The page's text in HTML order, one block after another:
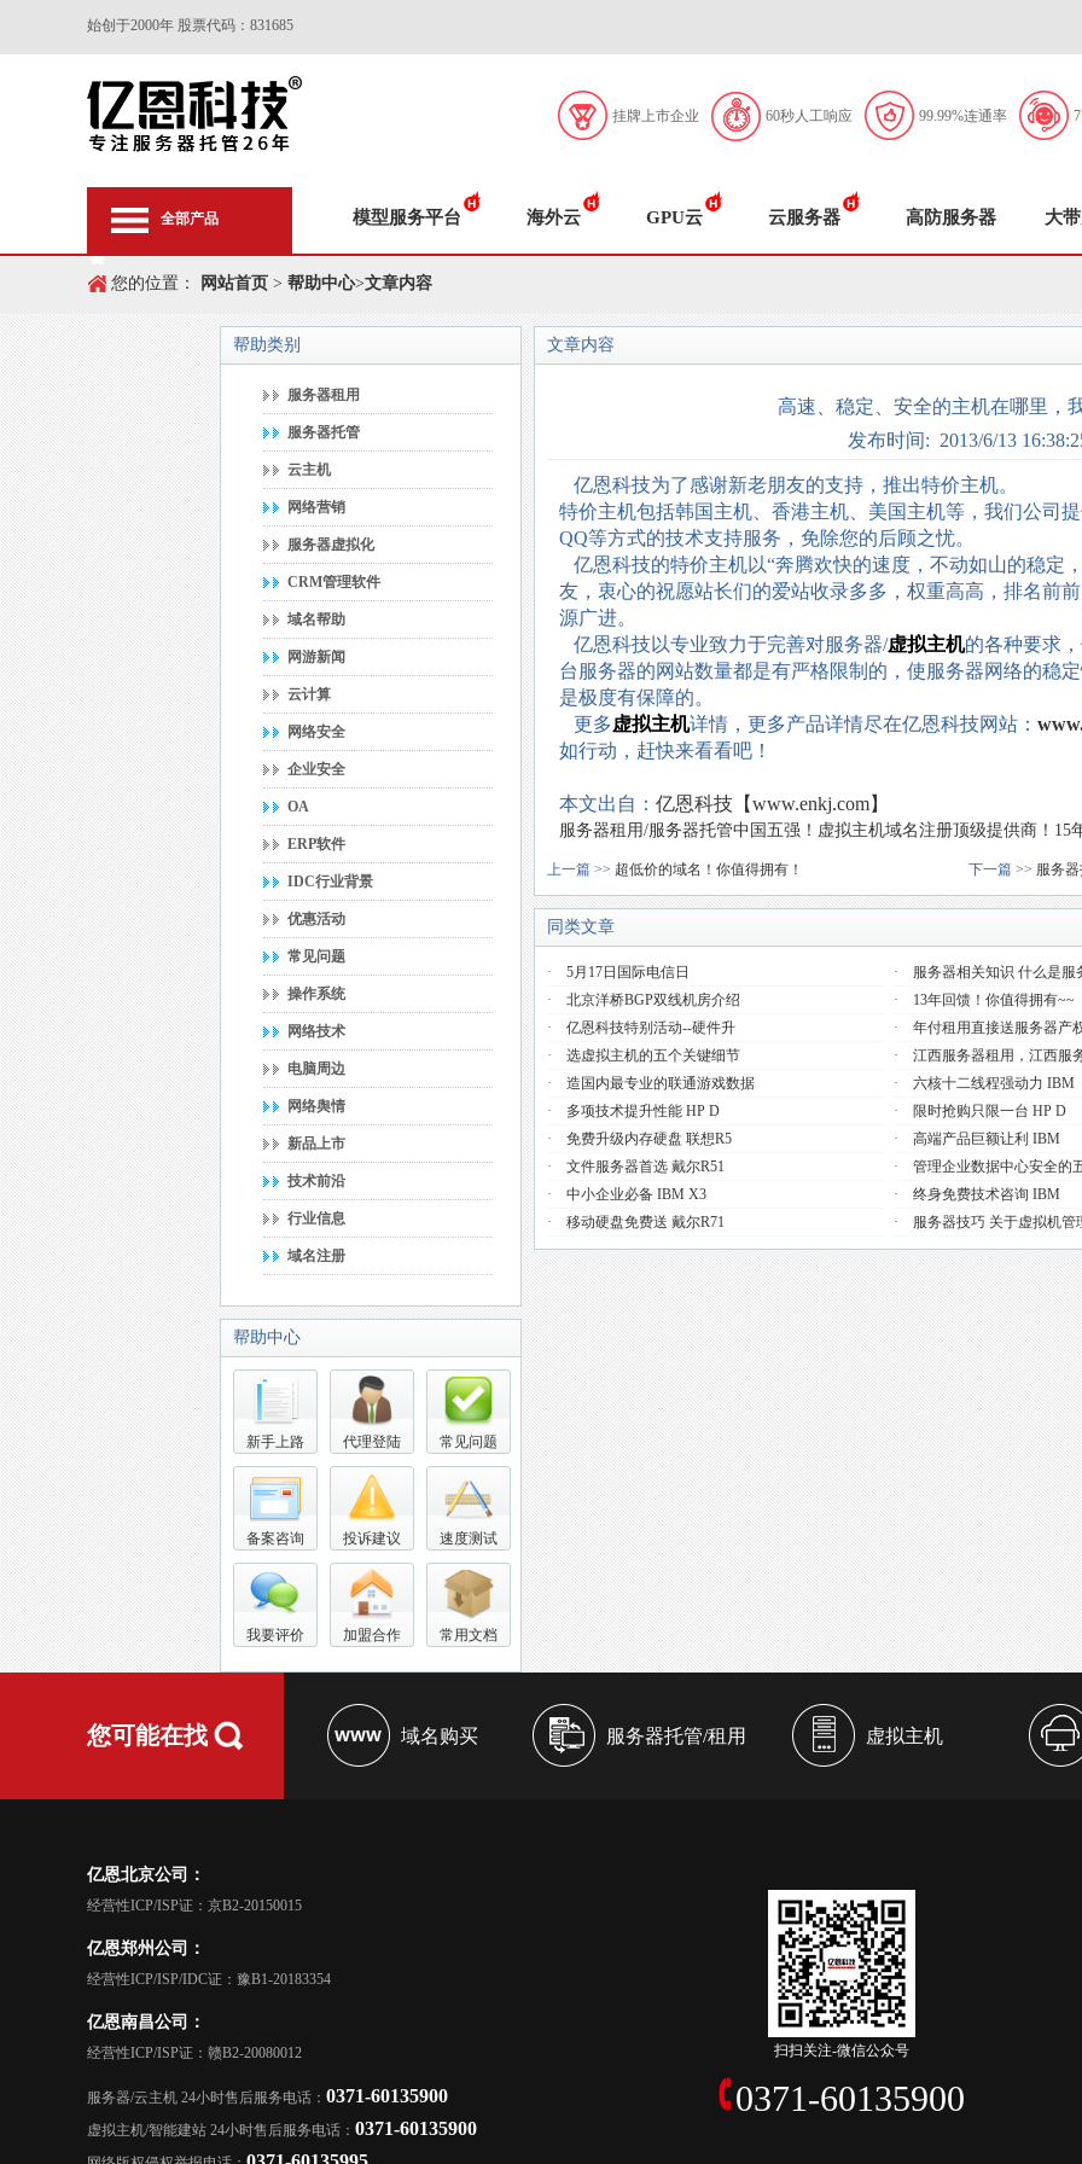
始创于2000年 股票代码：831685
挂牌上市企业 60秒人工响应 99.99%连通率
全部产品 模型服务平台 海外云 GPU云 云服务器 高防服务器 大
您的位置： 网站首页 > 帮助中心>文章内容
帮助类别
服务器租用
服务器托管
云主机
网络营销
服务器虚拟化
CRM管理软件
域名帮助
网游新闻
云计算
网络安全
企业安全
OA
ERP软件
IDC行业背景
优惠活动
常见问题
操作系统
网络技术
电脑周边
网络舆情
新品上市
技术前沿
行业信息
域名注册
帮助中心
新手上路 代理登陆 常见问题
备案咨询 投诉建议 速度测试
我要评价 加盟合作 常用文档
文章内容
高速、稳定、安全的主机在哪里，
发布时间: 2013/6/13
亿恩科技为了感谢新老朋友的支持，推出特价主机。
特价主机包括韩国主机、香港主机、美国主机等，我们公司
QQ等方式的技术支持服务，免除您的后顾之忧。
亿恩科技的特价主机以“奔腾欢快的速度，不动如山的稳定
友，衷心的祝愿站长们的爱站收录多多，权重高高，排名前
源广进。
亿恩科技以专业致力于完善对服务器/虚拟主机的各种要求
台服务器的网站数量都是有严格限制的，使服务器网络的稳
是极度有保障的。
更多虚拟主机详情，更多产品详情尽在亿恩科技网站：
如行动，赶快来看看吧！
本文出自： 亿恩科技【www.enkj.com】
服务器租用/服务器托管中国五强！虚拟主机域名注册顶级提供商！15
上一篇 >> 超低价的域名！你值得拥有！ 下一篇 >> 服务
同类文章
· 5月17日国际电信日 · 服务器相关知识 什么是服
· 北京洋桥BGP双线机房介绍 · 13年回馈！你值得拥有~~
· 亿恩科技特别活动--硬件升 ·年付租用直接送服务器产
· 选虚拟主机的五个关键细节 ·江西服务器租用，江西服
· 造国内最专业的联通游戏数据 ·六核十二线程强动力 IBM
· 多项技术提升性能 HP D · 限时抢购只限一台 HP D
· 免费升级内存硬盘 联想R5 ·高端产品巨额让利 IBM
· 文件服务器首选 戴尔R51 ·管理企业数据中心安全的
· 中小企业必备 IBM X3 ·终身免费技术咨询 IBM
· 移动硬盘免费送 戴尔R71 · 服务器技巧 关于虚拟机管
您可能在找 域名购买 服务器托管/租用 虚拟主机
亿恩北京公司：
经营性ICP/ISP证：京B2-20150015
亿恩郑州公司：
经营性ICP/ISP/IDC证：豫B1-20183354
亿恩南昌公司：
经营性ICP/ISP证：赣B2-20080012
服务器/云主机 24小时售后服务电话： 0371-60135900
虚拟主机/智能建站 24小时售后服务电话： 0371-60135900
扫扫关注-微信公众号
0371-60135900